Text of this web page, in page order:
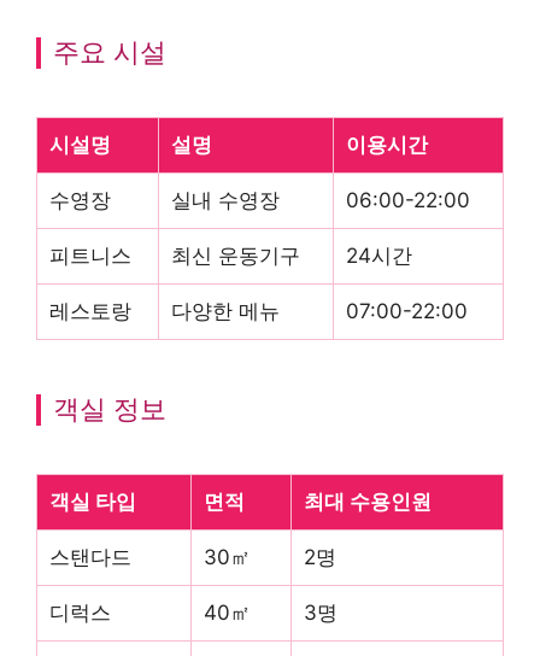
주요 시설
시설명 설명 이용시간
수영장 실내 수영장 06:00-22:00
피트니스 최신 운동기구 24시간
레스토랑 다양한 메뉴 07:00-22:00
객실 정보
객실 타입 면적 최대 수용인원
스탠다드 30㎡ 2명
디럭스 40㎡ 3명